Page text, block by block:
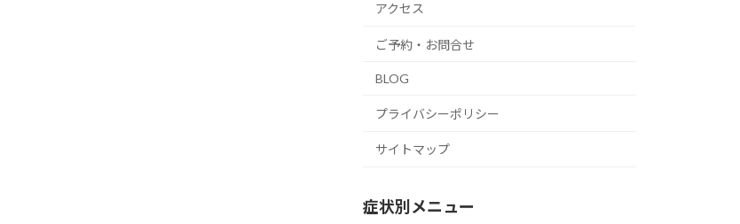
アクセス
ご予約・お問合せ
BLOG
プライバシーポリシー
サイトマップ
症状別メニュー